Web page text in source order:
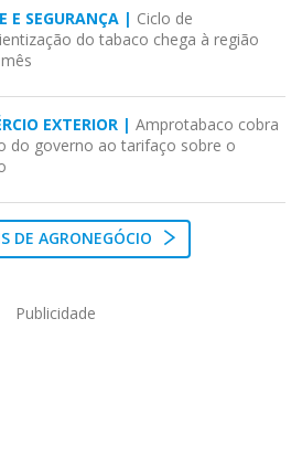
E SEGURANÇA | Ciclo de
do tabaco chega à região
EXTERIOR | Amprotabaco cobra
do governo ao tarifaço sobre o
DE AGRONEGÓCIO
Publicidade